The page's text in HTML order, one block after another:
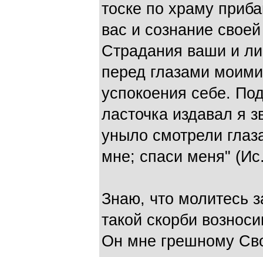
тос­ке по храму
вас и сознание
Страда­ния ваши и
перед глаза­ми
успокоения себе.
ласточка издавал я
уныло смотрели
мне; спаси меня"
Знаю, что молитесь
такой скорби
Он мне грешному